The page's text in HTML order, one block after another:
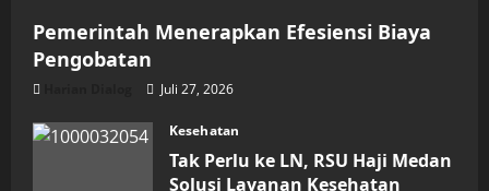
Pemerintah Menerapkan Efesiensi Biaya
Pengobatan
Juli 27, 2026
Kesehatan
Tak Perlu ke LN, RSU Haji Medan
Solusi Layanan Kesehatan